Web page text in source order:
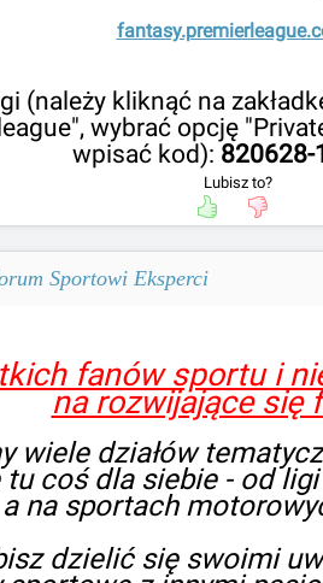
(należy kliknąć na
wybrać opcję
wpisać kod): 820628-
Lubisz to?
Sportowi Eksperci
fanów sportu i
na rozwijające się
wiele działów
coś dla siebie - od
a na sportach
dzielić się swoimi